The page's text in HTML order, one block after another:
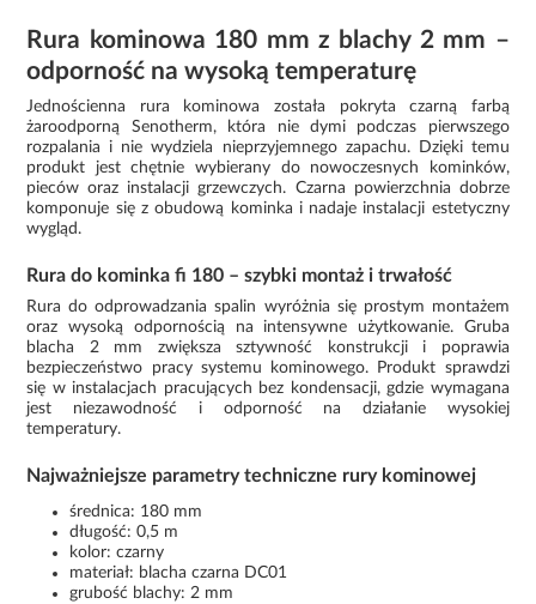
Rura kominowa 180 mm z blachy 2 mm –
odporność na wysoką temperaturę
Jednościenna rura kominowa została pokryta czarną farbą
żaroodporną Senotherm, która nie dymi podczas pierwszego
rozpalania i nie wydziela nieprzyjemnego zapachu. Dzięki temu
produkt jest chętnie wybierany do nowoczesnych kominków,
pieców oraz instalacji grzewczych. Czarna powierzchnia dobrze
komponuje się z obudową kominka i nadaje instalacji estetyczny
wygląd.
Rura do kominka fi 180 – szybki montaż i trwałość
Rura do odprowadzania spalin wyróżnia się prostym montażem
oraz wysoką odpornością na intensywne użytkowanie. Gruba
blacha 2 mm zwiększa sztywność konstrukcji i poprawia
bezpieczeństwo pracy systemu kominowego. Produkt sprawdzi
się w instalacjach pracujących bez kondensacji, gdzie wymagana
jest niezawodność i odporność na działanie wysokiej
temperatury.
Najważniejsze parametry techniczne rury kominowej
średnica: 180 mm
długość: 0,5 m
kolor: czarny
materiał: blacha czarna DC01
grubość blachy: 2 mm